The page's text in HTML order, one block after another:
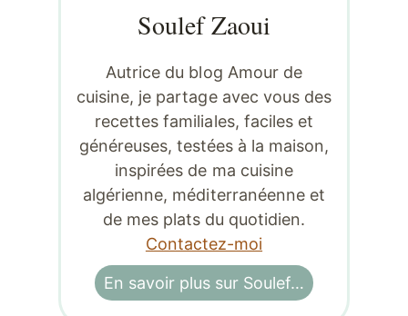
Soulef Zaoui
Autrice du blog Amour de
cuisine, je partage avec vous des
recettes familiales, faciles et
généreuses, testées à la maison,
inspirées de ma cuisine
algérienne, méditerranéenne et
de mes plats du quotidien.
Contactez-moi
En savoir plus sur Soulef…